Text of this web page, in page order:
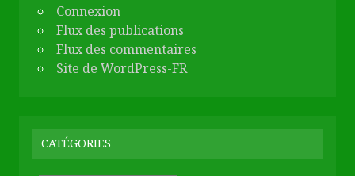
Connexion
Flux des publications
Flux des commentaires
Site de WordPress-FR
CATÉGORIES